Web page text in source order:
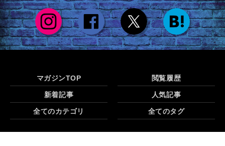
マガジンTOP 閲覧履歴
新着記事 人気記事
全てのカテゴリ 全てのタグ